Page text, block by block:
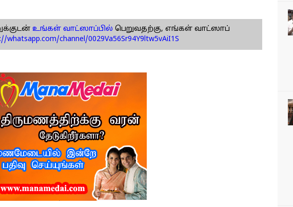
உங்கள் வாட்ஸாப்பில் பெறுவதற்கு, எங்கள் வாட்ஸாப்
whatsapp.com/channel/0029Va56Sr94Y9ltw5vAiI1S